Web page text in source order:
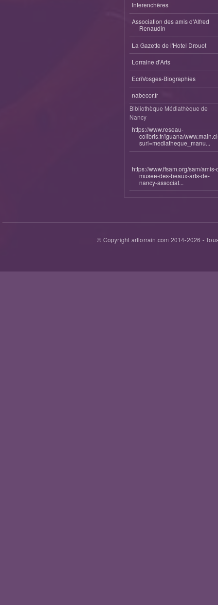
Interenchères
Association des amis d'Alfred
Renaudin
La Gazette de l'Hotel Drouot
Lorraine d'Arts
EcriVosges-Biographies
nabecor.fr
Bibliothèque Médiathèque de
Nancy
https://www.reseau-
colibris.fr/iguana/
surl=mediatheque_manu...
https://www.ffsam.org/sam/amis-
musee-des-beaux-arts-de-
nancy-associat...
© Copyright artlorrain.com 2014-2026 -